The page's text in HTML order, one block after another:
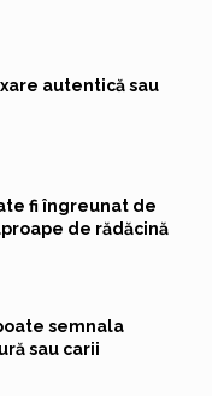
autentică sau
fi îngreunat de
de rădăcină
semnala
sau carii